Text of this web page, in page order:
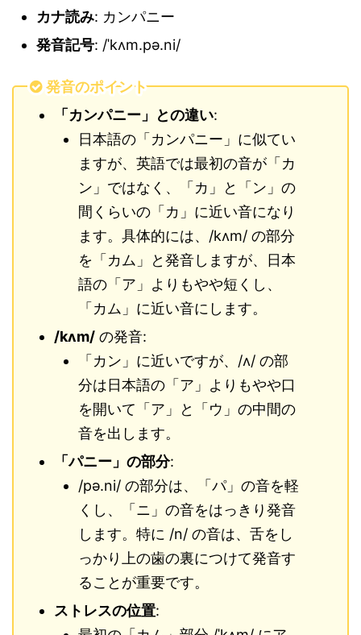
カナ読み: カンパニー
発音記号: /ˈkʌm.pə.ni/
発音のポイント
「カンパニー」との違い:
日本語の「カンパニー」に似てい
ますが、英語では最初の音が「カ
ン」ではなく、「カ」と「ン」の
間くらいの「カ」に近い音になり
ます。具体的には、/kʌm/ の部分
を「カム」と発音しますが、日本
語の「ア」よりもやや短くし、
「カム」に近い音にします。
/kʌm/ の発音:
「カン」に近いですが、/ʌ/ の部
分は日本語の「ア」よりもやや口
を開いて「ア」と「ウ」の中間の
音を出します。
「パニー」の部分:
/pə.ni/ の部分は、「パ」の音を軽
くし、「ニ」の音をはっきり発音
します。特に /n/ の音は、舌をし
っかり上の歯の裏につけて発音す
ることが重要です。
ストレスの位置: